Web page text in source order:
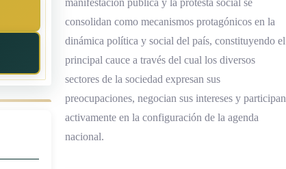
manifestación pública y la protesta social se
consolidan como mecanismos protagónicos en la
dinámica política y social del país, constituyendo el
principal cauce a través del cual los diversos
sectores de la sociedad expresan sus
preocupaciones, negocian sus intereses y participan
activamente en la configuración de la agenda
nacional.